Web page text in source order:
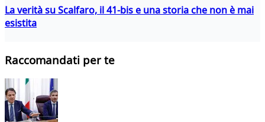
La verità su Scalfaro, il 41-bis e una storia che non è mai
esistita
Raccomandati per te